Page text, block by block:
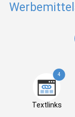
4
Textlinks